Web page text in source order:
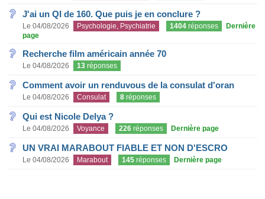
J'ai un QI de 160. Que puis je en conclure ?
Le 04/08/2026 Psychologie, Psychiatrie 1404 réponses
Dernière
page
Recherche film américain année 70
Le 04/08/2026 13 réponses
Comment avoir un renduvous de la consulat d'oran
Le 04/08/2026 Consulat 8 réponses
Qui est Nicole Delya ?
Le 04/08/2026 Voyance 226 réponses Dernière page
UN VRAI MARABOUT FIABLE ET NON D'ESCRO
Le 04/08/2026 Marabout 145 réponses Dernière page